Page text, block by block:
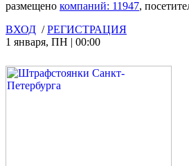
размещено компаний: 11947,
ВХОД /РЕГИСТРАЦИЯ
1 января, ПН | 00:00